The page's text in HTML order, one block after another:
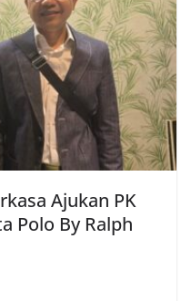
Ajukan PK
Polo By Ralph